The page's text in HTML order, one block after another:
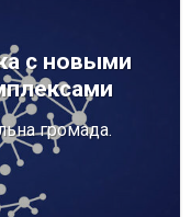
с новыми
громада.